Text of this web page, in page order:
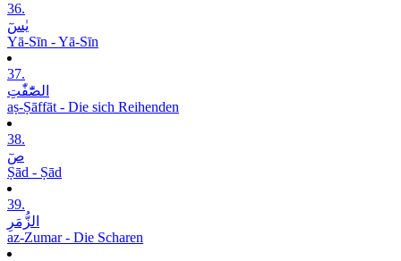
36.
یٰسٓ
Yā-Sīn - Yā-Sīn
37.
الصّٰٓفّٰتِ
aṣ-Ṣāffāt - Die sich Reihenden
38.
صٓ
Ṣād - Ṣād
39.
الزُّمَرِ
az-Zumar - Die Scharen